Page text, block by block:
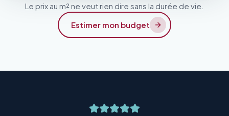
Le prix au m² ne veut rien dire sans la durée de vie.
Estimer mon budget